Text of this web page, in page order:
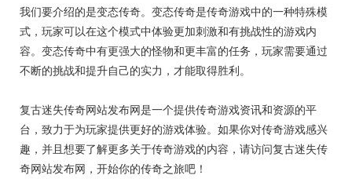
我们要介绍的是变态传奇。变态传奇是传奇游戏中的一种特殊模
式，玩家可以在这个模式中体验更加刺激和有挑战性的游戏内
容。变态传奇中有更强大的怪物和更丰富的任务，玩家需要通过
不断的挑战和提升自己的实力，才能取得胜利。
复古迷失传奇网站发布网是一个提供传奇游戏资讯和资源的平
台，致力于为玩家提供更好的游戏体验。如果你对传奇游戏感兴
趣，并且想要了解更多关于传奇游戏的内容，请访问复古迷失传
奇网站发布网，开始你的传奇之旅吧！